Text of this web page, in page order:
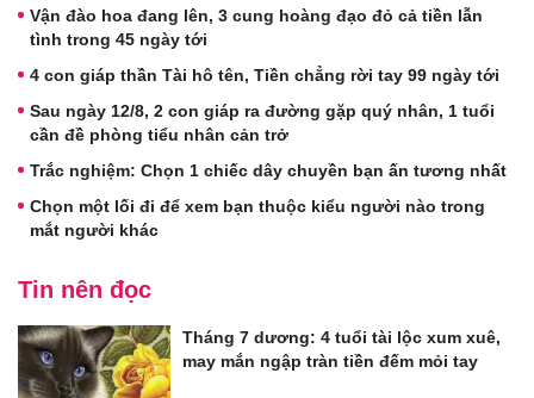
Vận đào hoa đang lên, 3 cung hoàng đạo đỏ cả tiền lẫn
tình trong 45 ngày tới
4 con giáp thần Tài hô tên, Tiền chẳng rời tay 99 ngày tới
Sau ngày 12/8, 2 con giáp ra đường gặp quý nhân, 1 tuổi
cần đề phòng tiểu nhân cản trở
Trắc nghiệm: Chọn 1 chiếc dây chuyền bạn ấn tương nhất
Chọn một lối đi để xem bạn thuộc kiểu người nào trong
mắt người khác
Tin nên đọc
Tháng 7 dương: 4 tuổi tài lộc xum xuê,
may mắn ngập tràn tiền đếm mỏi tay